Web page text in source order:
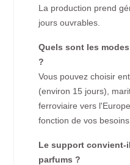
La production prend
jours ouvrables.
Quels sont les
?
Vous pouvez choisir
(environ 15 jours),
ferroviaire vers
fonction de vos besoins.
Le support convient-
parfums ?